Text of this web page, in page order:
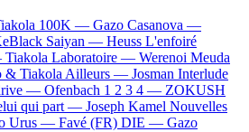
100K — Gazo Casanova —
Saiyan — Heuss L'enfoiré
Tiakola Laboratoire — Werenoi Meuda
& Tiakola Ailleurs — Josman Interlude
— Ofenbach 1 2 3 4 — ZOKUSH
qui part — Joseph Kamel Nouvelles
Urus — Favé (FR) DIE — Gazo